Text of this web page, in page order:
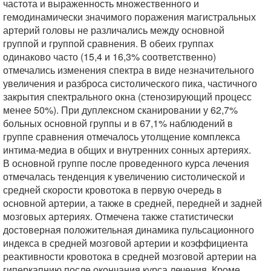
частота и выраженность множественного и
гемодинамически значимого поражения магистральных
артерий головы не различались между основной
группой и группой сравнения. В обеих группах
одинаково часто (15,4 и 16,3% соответственно)
отмечались изменения спектра в виде незначительного
увеличения и разброса систолического пика, частичного
закрытия спектрального окна (стенозирующий процесс
менее 50%). При дуплексном сканировании у 62,7%
больных основной группы и в 67,1% наблюдений в
группе сравнения отмечалось утолщение комплекса
интима-медиа в общих и внутренних сонных артериях.
В основной группе после проведенного курса лечения
отмечалась тенденция к увеличению систолической и
средней скорости кровотока в первую очередь в
основной артерии, а также в средней, передней и задней
мозговых артериях. Отмечена также статистически
достоверная положительная динамика пульсационного
индекса в средней мозговой артерии и коэффициента
реактивности кровотока в средней мозговой артерии на